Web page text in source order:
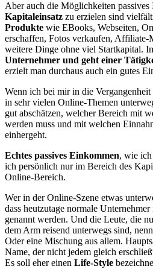
Aber auch die Möglichkeiten passives
Kapitaleinsatz zu erzielen sind
Produkte wie EBooks, Webseiten,
erschaffen, Fotos verkaufen, Affiliate-
weitere Dinge ohne viel Startkapital.
Unternehmer und geht einer
erzielt man durchaus auch ein gutes
Wenn ich bei mir in die
in sehr vielen Online-Themen
gut abschätzen, welcher Bereich mit
werden muss und mit welchen
einhergeht.
Echtes passives Einkommen, wie ich
ich persönlich nur im Bereich des
Online-Bereich.
Wer in der Online-Szene etwas
dass heutzutage normale Unternehmer
genannt werden. Und die Leute, die
dem Arm reisend unterwegs sind,
Oder eine Mischung aus allem.
Name, der nicht jedem gleich
Es soll eher einen Life-Style